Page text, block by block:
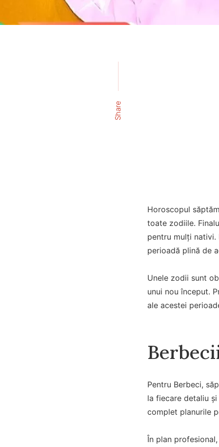
Share
Horoscopul
toate zodiile.
pentru mulți nativi.
perioadă plină de
Unele zodii sunt
unui nou început.
ale acestei
Pentru Berbeci,
la fiecare detaliu
complet planurile
În plan